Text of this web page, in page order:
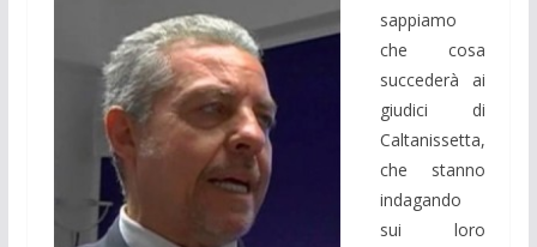
sappiamo
che cosa
succederà ai
giudici di
Caltanissetta,
che stanno
indagando
sui loro